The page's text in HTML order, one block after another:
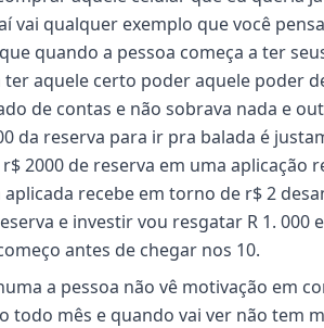
vai qualquer exemplo que você
quando a pessoa começa a ter
aquele certo poder aquele poder
de contas e não sobrava nada e
da reserva para ir pra balada é
2000 de reserva em uma aplicação
recebe em torno de r$ 2
e investir vou resgatar R 1. 000
antes de chegar nos 10.
a pessoa não vê motivação em
todo mês e quando vai ver não tem